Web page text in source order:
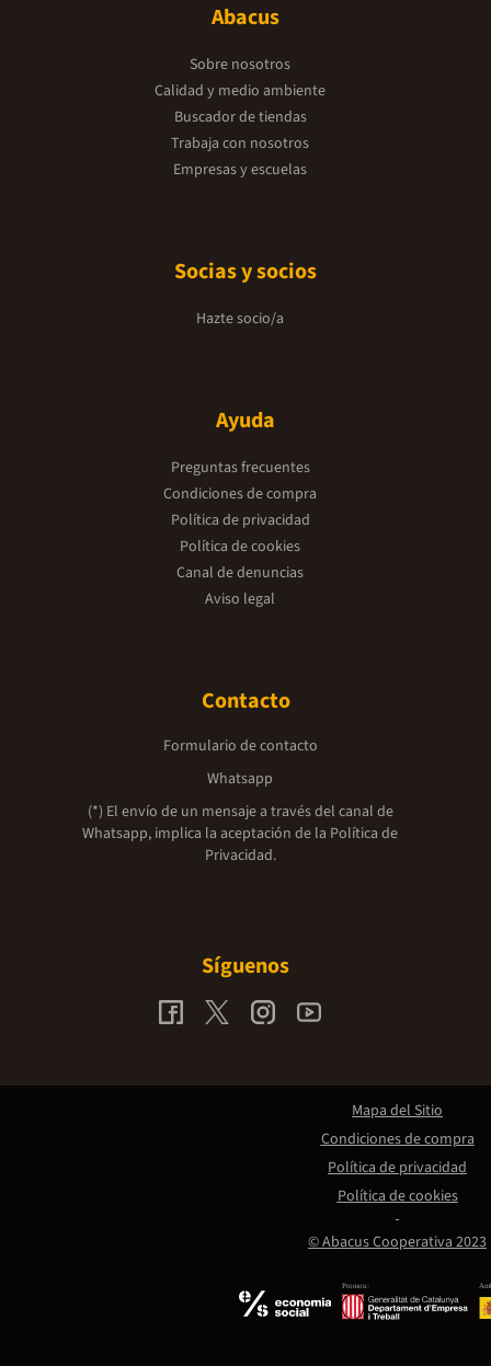
Abacus
Sobre nosotros
Calidad y medio ambiente
Buscador de tiendas
Trabaja con nosotros
Empresas y escuelas
Socias y socios
Hazte socio/a
Ayuda
Preguntas frecuentes
Condiciones de compra
Política de privacidad
Política de cookies
Canal de denuncias
Aviso legal
Contacto
Formulario de contacto
Whatsapp
(*) El envío de un mensaje a través del canal de
Whatsapp, implica la aceptación de la Política de
Privacidad.
Síguenos
Promou:
© Abacus Cooperativa 2023
Mapa del Sitio
Condiciones de compra
Política de privacidad
Política de cookies